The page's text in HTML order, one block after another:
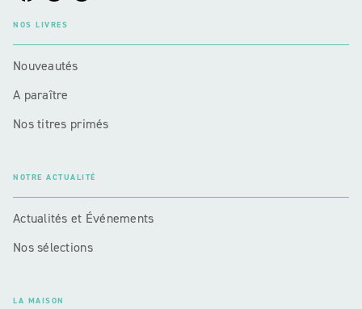
NOS LIVRES
Nouveautés
A paraître
Nos titres primés
NOTRE ACTUALITÉ
Actualités et Événements
Nos sélections
LA MAISON